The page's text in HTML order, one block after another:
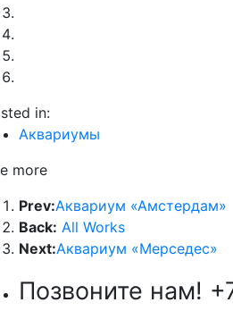
in:
Аквариумы
more
Prev:Аквариум «Амстердам»
Back: All Works
Next:Аквариум «Мерседес»
Позвоните нам!